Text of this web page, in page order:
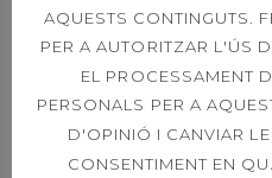
39È
TENNIS
AQUESTS CONTINGUTS.
PER A AUTORITZAR L'ÚS
EL PROCESSAMENT
PERSONALS PER A
D'OPINIÓ I CANVIAR
CONSENTIMENT EN